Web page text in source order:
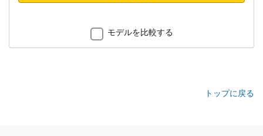
モデルを比較する
トップに戻る